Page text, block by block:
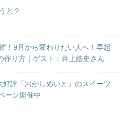
と？
！9月から変わりたい人へ！早起
作り方｜ゲスト：井上皓史さん
好評「おかしめいと」のスイーツ
ーン開催中